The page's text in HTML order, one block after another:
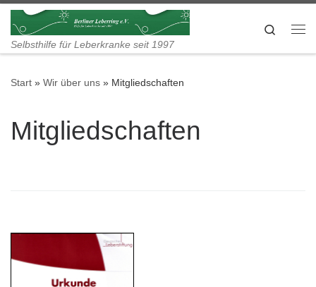
Zum Inhalt springen
Selbsthilfe für Leberkranke seit 1997
Search
Start » Wir über uns » Mitgliedschaften
Mitgliedschaften